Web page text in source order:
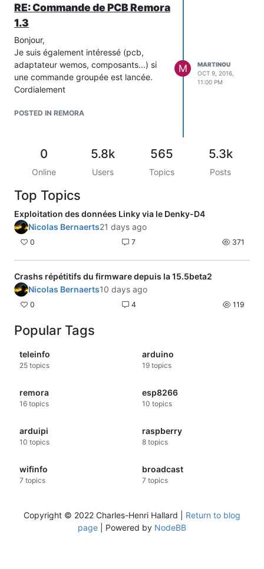
RE: Commande de PCB Remora
1.3
Bonjour,
Je suis également intéressé (pcb,
adaptateur wemos, composants...) si
une commande groupée est lancée.
Cordialement
POSTED IN REMORA
M
MARTINOU
OCT 9, 2016,
11:00 PM
0
Online
5.8k
Users
565
Topics
5.3k
Posts
Top Topics
Exploitation des données Linky via le Denky-D4
Nicolas Bernaerts21 days ago
0 7 371
Crashs répétitifs du firmware depuis la 15.5beta2
Nicolas Bernaerts10 days ago
0 4 119
Popular Tags
teleinfo
25 topics
arduino
19 topics
remora
16 topics
esp8266
10 topics
arduipi
10 topics
raspberry
8 topics
wifinfo
7 topics
broadcast
7 topics
Copyright © 2022 Charles-Henri Hallard | Return to blog
page | Powered by NodeBB